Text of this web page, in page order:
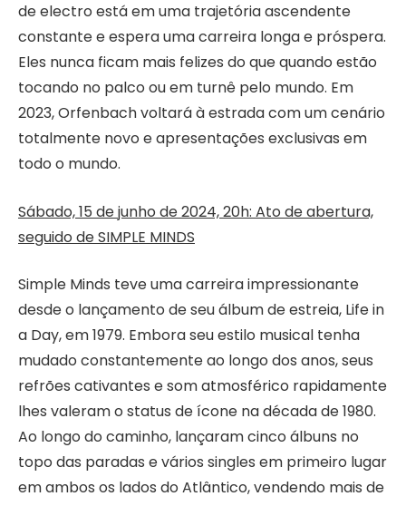
de electro está em uma trajetória ascendente
constante e espera uma carreira longa e próspera.
Eles nunca ficam mais felizes do que quando estão
tocando no palco ou em turnê pelo mundo. Em
2023, Orfenbach voltará à estrada com um cenário
totalmente novo e apresentações exclusivas em
todo o mundo.
Sábado, 15 de junho de 2024, 20h: Ato de abertura,
seguido de SIMPLE MINDS
Simple Minds teve uma carreira impressionante
desde o lançamento de seu álbum de estreia, Life in
a Day, em 1979. Embora seu estilo musical tenha
mudado constantemente ao longo dos anos, seus
refrões cativantes e som atmosférico rapidamente
lhes valeram o status de ícone na década de 1980.
Ao longo do caminho, lançaram cinco álbuns no
topo das paradas e vários singles em primeiro lugar
em ambos os lados do Atlântico, vendendo mais de